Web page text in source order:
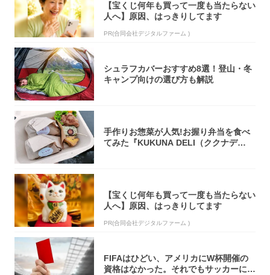
【宝くじ何年も買って一度も当たらない
人へ】原因、はっきりしてます
PR(合同会社デジタルファーム )
シュラフカバーおすすめ8選！登山・冬
キャンプ向けの選び方も解説
手作りお惣菜が人気!お握り弁当を食べ
てみた『KUKUNA DELI（ククナデ
【宝くじ何年も買って一度も当たらない
人へ】原因、はっきりしてます
PR(合同会社デジタルファーム )
FIFAはひどい、アメリカにW杯開催の
資格はなかった。それでもサッカーには